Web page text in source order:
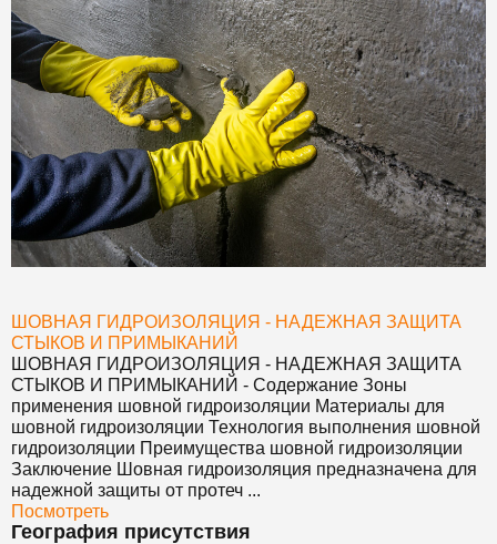
ШОВНАЯ ГИДРОИЗОЛЯЦИЯ - НАДЕЖНАЯ ЗАЩИТА
СТЫКОВ И ПРИМЫКАНИЙ
ШОВНАЯ ГИДРОИЗОЛЯЦИЯ - НАДЕЖНАЯ ЗАЩИТА
СТЫКОВ И ПРИМЫКАНИЙ - Содержание Зоны
применения шовной гидроизоляции Материалы для
шовной гидроизоляции Технология выполнения шовной
гидроизоляции Преимущества шовной гидроизоляции
Заключение Шовная гидроизоляция предназначена для
надежной защиты от протеч ...
Посмотреть
География присутствия